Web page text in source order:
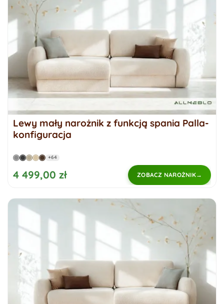
Lewy mały narożnik z funkcją spania Palla-
konfiguracja
+64
4 499,00 zł ZOBACZ NAROŻNIK